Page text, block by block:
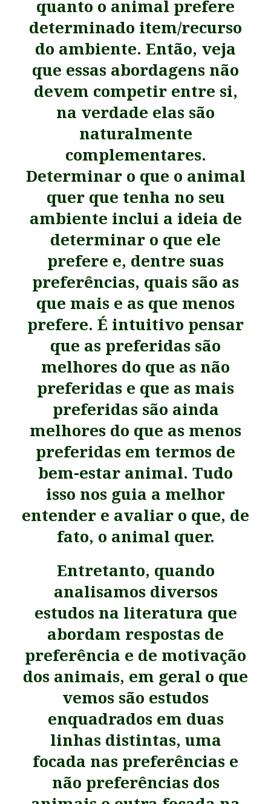
quanto o animal prefere
determinado item/recurso
do ambiente. Então, veja
que essas abordagens não
devem competir entre si,
na verdade elas são
naturalmente
complementares.
Determinar o que o animal
quer que tenha no seu
ambiente inclui a ideia de
determinar o que ele
prefere e, dentre suas
preferências, quais são as
que mais e as que menos
prefere. É intuitivo pensar
que as preferidas são
melhores do que as não
preferidas e que as mais
preferidas são ainda
melhores do que as menos
preferidas em termos de
bem-estar animal. Tudo
isso nos guia a melhor
entender e avaliar o que, de
fato, o animal quer.
Entretanto, quando
analisamos diversos
estudos na literatura que
abordam respostas de
preferência e de motivação
dos animais, em geral o que
vemos são estudos
enquadrados em duas
linhas distintas, uma
focada nas preferências e
não preferências dos